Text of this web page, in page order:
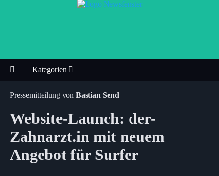
Kategorien
Pressemitteilung von Bastian Send
Website-Launch: der-
Zahnarzt.in mit neuem
Angebot für Surfer